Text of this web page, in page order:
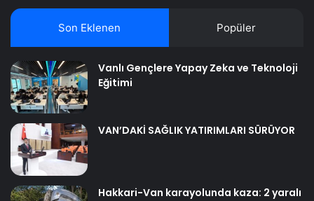
Son Eklenen Popüler
Vanlı Gençlere Yapay Zeka ve Teknoloji
Eğitimi
VAN’DAKİ SAĞLIK YATIRIMLARI SÜRÜYOR
Hakkari-Van karayolunda kaza: 2 yaralı